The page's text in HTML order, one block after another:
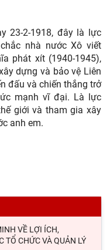
23-2-1918, đây là lực
nhà nước Xô viết
phát xít (1940-1945),
dựng và bảo vệ Liên
đấu và chiến thắng trở
mạnh vĩ đại. Là lực
giới và tham gia xây
anh em.
VỀ LỢI ÍCH,
TỔ CHỨC VÀ QUẢN LÝ